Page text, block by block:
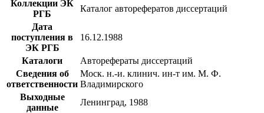
Коллекции ЭК
РГБ
Каталог авторефератов диссертаций
Дата
поступления в
ЭК РГБ
16.12.1988
Каталоги
Авторефераты диссертаций
Сведения об
ответственности
Моск. н.-и. клинич. ин-т им. М. Ф.
Владимирского
Выходные
данные
Ленинград, 1988